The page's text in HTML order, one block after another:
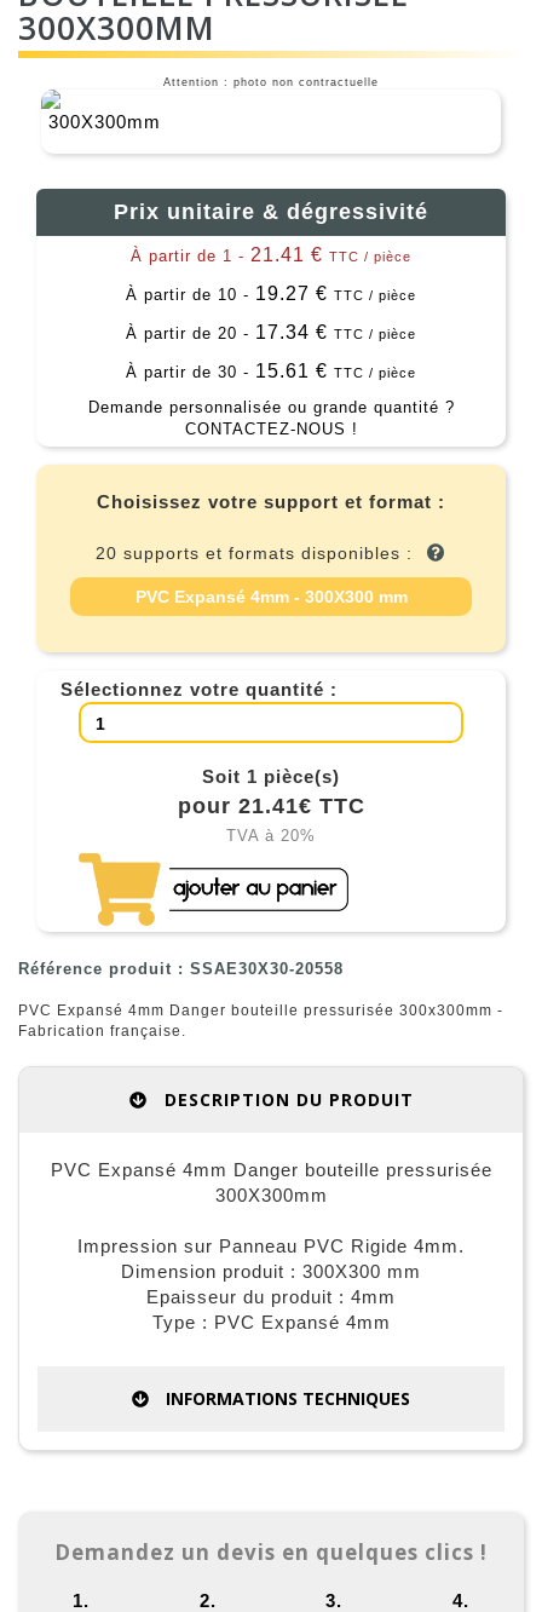
300X300MM
Attention : photo non contractuelle
Prix unitaire & dégressivité
À partir de 1 - 21.41 € TTC / pièce
À partir de 10 - 19.27 € TTC / pièce
À partir de 20 - 17.34 € TTC / pièce
À partir de 30 - 15.61 € TTC / pièce
Demande personnalisée ou grande quantité ?
CONTACTEZ-NOUS !
Choisissez votre support et format :
20 supports et formats disponibles :
PVC Expansé 4mm - 300X300 mm
Sélectionnez votre quantité :
Soit 1 pièce(s)
pour 21.41€ TTC
TVA à 20%
Référence produit : SSAE30X30-20558
PVC Expansé 4mm Danger bouteille pressurisée 300x300mm -
Fabrication française.
DESCRIPTION DU PRODUIT
PVC Expansé 4mm Danger bouteille pressurisée
300X300mm
Impression sur Panneau PVC Rigide 4mm.
Dimension produit : 300X300 mm
Epaisseur du produit : 4mm
Type : PVC Expansé 4mm
INFORMATIONS TECHNIQUES
Demandez un devis en quelques clics !
1.
2.
3.
4.